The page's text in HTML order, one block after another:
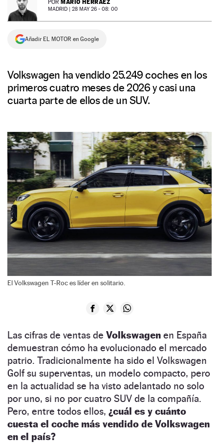
NEWSLETTER
SÍGUENOS
POR MARIO HERRÁEZ
MADRID | 28 MAY 26 - 08: 00
Añadir EL MOTOR en Google
Volkswagen ha vendido 25.249 coches en los
primeros cuatro meses de 2026 y casi una
cuarta parte de ellos de un SUV.
El Volkswagen T-Roc es líder en solitario.
Las cifras de ventas de Volkswagen en España
demuestran cómo ha evolucionado el mercado
patrio. Tradicionalmente ha sido el Volkswagen
Golf su superventas, un modelo compacto, pero
en la actualidad se ha visto adelantado no solo
por uno, si no por cuatro SUV de la compañía.
Pero, entre todos ellos, ¿cuál es y cuánto
cuesta el coche más vendido de Volkswagen
en el país?